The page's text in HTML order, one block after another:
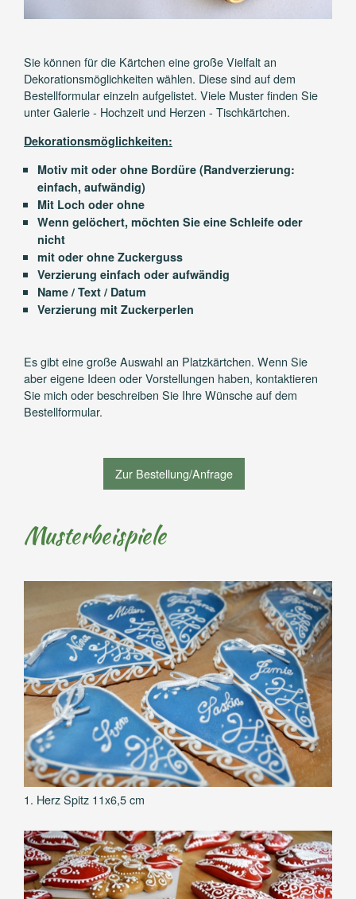
Sie können für die Kärtchen eine große Vielfalt an
Dekorationsmöglichkeiten wählen. Diese sind auf dem
Bestellformular einzeln aufgelistet. Viele Muster finden Sie
unter Galerie - Hochzeit und Herzen - Tischkärtchen.
Dekorationsmöglichkeiten:
Motiv mit oder ohne Bordüre (Randverzierung:
einfach, aufwändig)
Mit Loch oder ohne
Wenn gelöchert, möchten Sie eine Schleife oder
nicht
mit oder ohne Zuckerguss
Verzierung einfach oder aufwändig
Name / Text / Datum
Verzierung mit Zuckerperlen
Es gibt eine große Auswahl an Platzkärtchen. Wenn Sie
aber eigene Ideen oder Vorstellungen haben, kontaktieren
Sie mich oder beschreiben Sie Ihre Wünsche auf dem
Bestellformular.
Zur Bestellung/Anfrage
Musterbeispiele
1. Herz Spitz 11x6,5 cm